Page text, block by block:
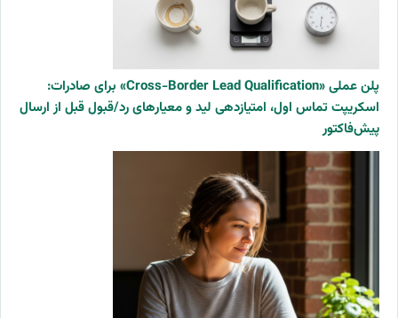
پلن عملی «Cross-Border Lead Qualification» برای صادرات:
اسکریپت تماس اول، امتیازدهی لید و معیارهای رد/قبول قبل از ارسال
پیش‌فاکتور